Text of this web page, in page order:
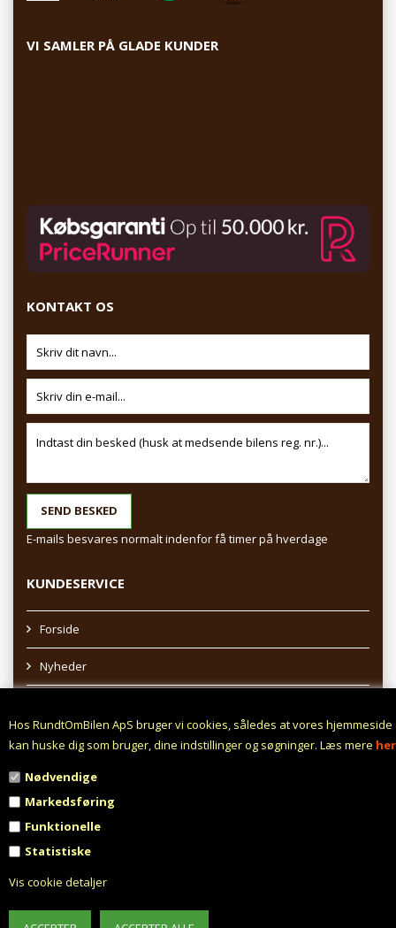
Hos RundtOmBilen ApS bruger vi cookies, således at vores hjemmeside
kan huske dig som bruger, dine indstillinger og søgninger. Læs mere her
Nødvendige
Markedsføring
Funktionelle
Statistiske
Vis cookie detaljer
VI SAMLER PÅ GLADE KUNDER
KONTAKT OS
E-mails besvares normalt indenfor få timer på hverdage
KUNDESERVICE
Forside
Nyheder
Afhentning af varer
Profil
Fortrydelsesret
Fortryd aftale